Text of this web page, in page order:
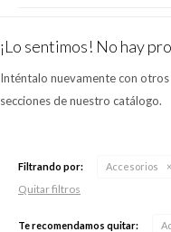
¡Lo sentimos! No hay
Inténtalo nuevamente con
secciones de nuestro catálogo.
Filtrando por: Accesorios
Quitar filtros
Te recomendamos quitar: